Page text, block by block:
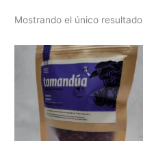
Mostrando el único resultado